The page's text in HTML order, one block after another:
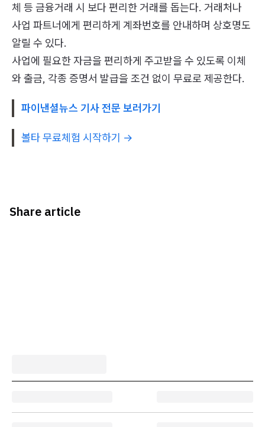
체 등 금융거래 시 보다 편리한 거래를 돕는다. 거래처나
사업 파트너에게 편리하게 계좌번호를 안내하며 상호명도
알릴 수 있다.
사업에 필요한 자금을 편리하게 주고받을 수 있도록 이체
와 출금, 각종 증명서 발급을 조건 없이 무료로 제공한다.
파이낸셜뉴스 기사 전문 보러가기
볼타 무료체험 시작하기 →
Share article